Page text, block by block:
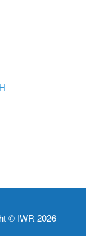
© IWR 2026